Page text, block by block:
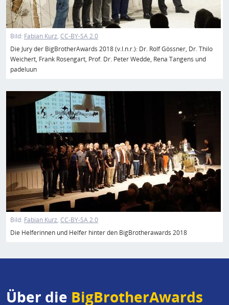
Bild: Fabian Kurz CC-BY-SA 2.0
Die Jury der BigBrotherAwards 2018 (v.l.n.r.): Dr. Rolf Gössner, Dr. Thilo
Weichert, Frank Rosengart, Prof. Dr. Peter Wedde, Rena Tangens und
padeluun
Bild
Bild: Fabian Kurz CC-BY-SA 2.0
Die Helferinnen und Helfer hinter den BigBrotherawards 2018
Über die BigBrotherAwards